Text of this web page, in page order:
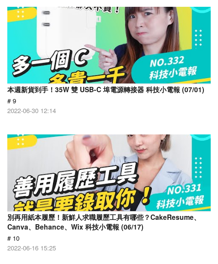
本週新貨到手！35W 雙 USB-C 埠電源轉接器 科技小電報 (07/01)
# 9
2022-06-30 12:14
別再用紙本履歷！新鮮人求職履歷工具有哪些？CakeResume、
Canva、Behance、Wix 科技小電報 (06/17)
# 10
2022-06-16 15:25